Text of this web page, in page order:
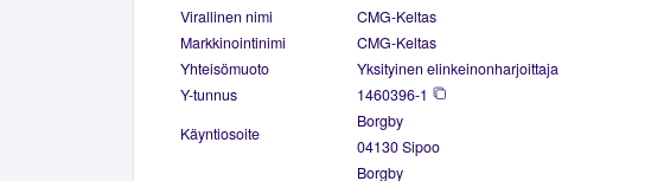
Virallinen nimi
CMG-Keltas
Markkinointinimi
CMG-Keltas
Yhteisömuoto
Yksityinen elinkeinonharjoittaja
Y-tunnus
1460396-1
Käyntiosoite
Borgby
04130 Sipoo
Borgby